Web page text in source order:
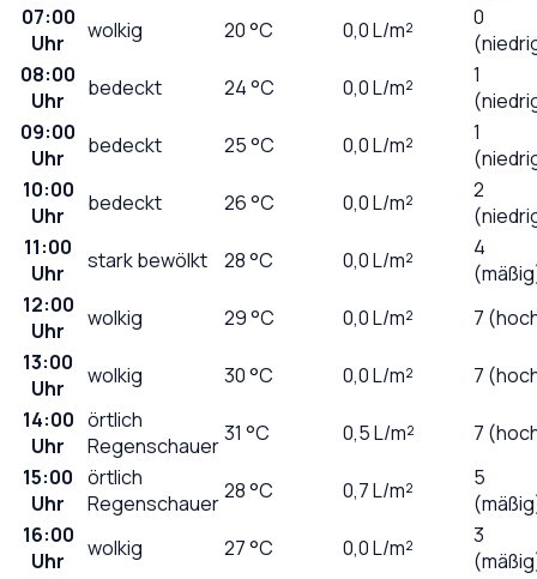
07:00
Uhr
wolkig 20°C 0,0L/m²
0
08:00
Uhr
bedeckt 24°C 0,0L/m²
1
09:00
Uhr
bedeckt 25°C 0,0L/m²
1
10:00
Uhr
bedeckt 26°C 0,0L/m²
2
11:00
Uhr
stark bewölkt 28°C 0,0L/m²
4
12:00
Uhr
wolkig 29°C 0,0L/m²
7
13:00
Uhr
wolkig 30°C 0,0L/m²
7
14:00
Uhr
örtlich
Regenschauer31 °C 0,5L/m²
7
15:00
Uhr
örtlich
Regenschauer28°C 0,7L/m²
5
16:00
Uhr
wolkig 27°C 0,0L/m²
3